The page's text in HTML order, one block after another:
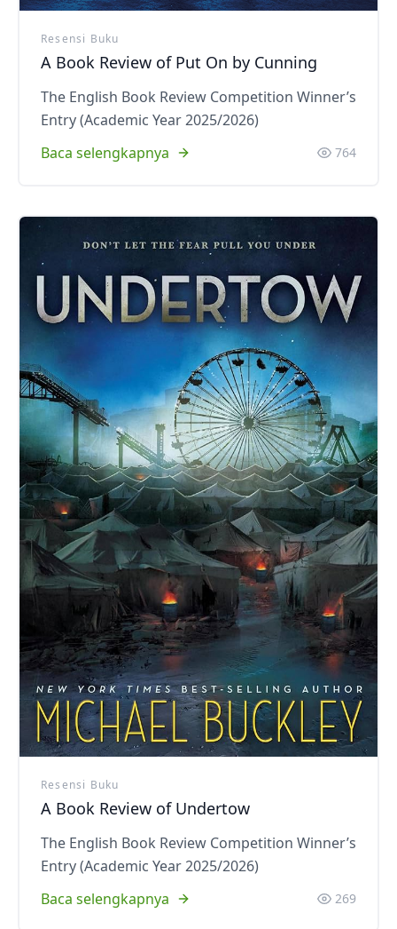
Resensi Buku
A Book Review of Put On by Cunning
The English Book Review Competition Winner’s
Entry (Academic Year 2025/2026)
Baca selengkapnya
764
Resensi Buku
A Book Review of Undertow
The English Book Review Competition Winner’s
Entry (Academic Year 2025/2026)
Baca selengkapnya
269